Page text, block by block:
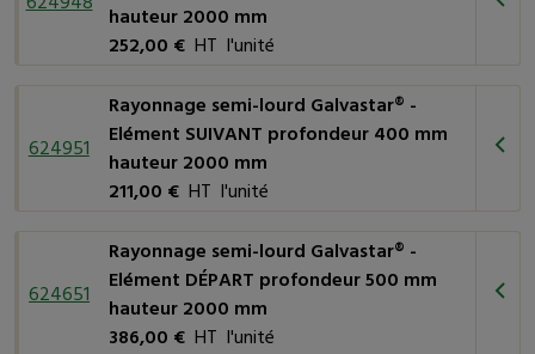
hauteur 2000 mm
252,00 € HT l'unité
624951
Rayonnage semi-lourd Galvastar® -
Elément SUIVANT profondeur 400 mm
hauteur 2000 mm
211,00 €HT l'unité
624651
Rayonnage semi-lourd Galvastar® -
Elément DÉPART profondeur 500 mm
hauteur 2000 mm
386,00 € HT l'unité